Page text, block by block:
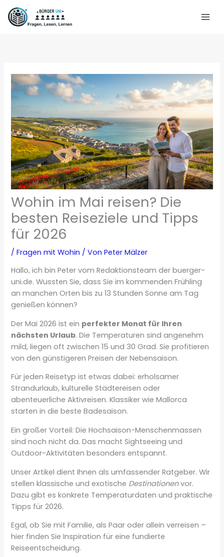
Zum
Inhalt
springen
Wohin im Mai reisen? Die
besten Reiseziele und Tipps
für 2026
/Fragen mit Wohin / VonPeter Mälzer
Hallo, ich bin Peter vom Redaktionsteam der buerger-
uni.de. Wussten Sie, dass Sie im kommenden Frühling
an manchen Orten bis zu 13 Stunden Sonne am Tag
genießen können?
Der Mai 2026 ist ein perfekter Monat für Ihren
nächsten Urlaub. Die Temperaturen sind angenehm
mild, liegen oft zwischen 15 und 30 Grad. Sie profitieren
von den günstigeren Preisen der Nebensaison.
Für jeden Reisetyp ist etwas dabei: erholsamer
Strandurlaub, kulturelle Städtereisen oder
abenteuerliche Aktivreisen. Klassiker wie Mallorca
starten in die beste Badesaison.
Ein großer Vorteil: Die Hochsaison-Menschenmassen
sind noch nicht da. Das macht Sightseeing und
Outdoor-Aktivitäten besonders entspannt.
Unser Artikel dient Ihnen als umfassender Ratgeber. Wir
stellen klassische und exotische Destinationenvor.
Dazu gibt es konkrete Temperaturdaten und praktische
Tipps für 2026.
Egal, ob Sie mit Familie, als Paar oder allein verreisen –
hier finden Sie Inspiration für eine fundierte
Reiseentscheidung.